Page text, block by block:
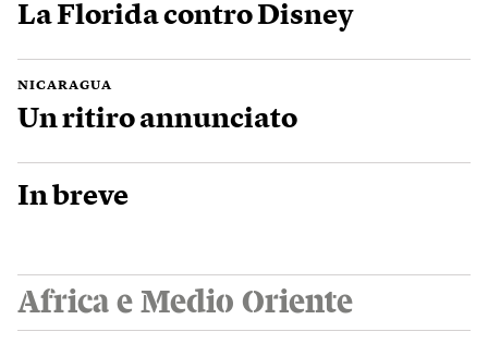
La Florida contro Disney
NICARAGUA
Un ritiro annunciato
In breve
Africa e Medio Oriente